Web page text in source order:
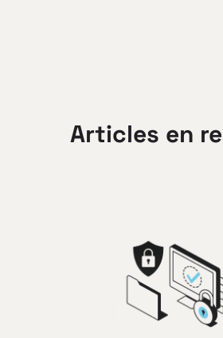
Articles en